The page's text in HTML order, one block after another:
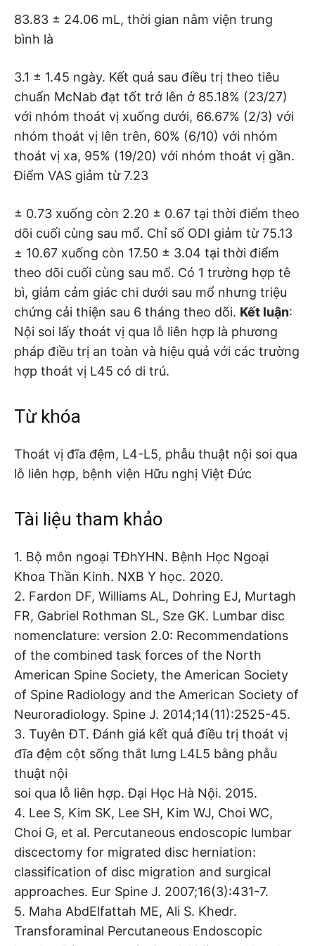
83.83 ± 24.06 mL, thời gian nằm viện trung
bình là
3.1 ± 1.45 ngày. Kết quả sau điều trị theo tiêu
chuẩn McNab đạt tốt trở lên ở 85.18% (23/27)
với nhóm thoát vị xuống dưới, 66.67% (2/3) với
nhóm thoát vị lên trên, 60% (6/10) với nhóm
thoát vị xa, 95% (19/20) với nhóm thoát vị gần.
Điểm VAS giảm từ 7.23
± 0.73 xuống còn 2.20 ± 0.67 tại thời điểm theo
dõi cuối cùng sau mổ. Chỉ số ODI giảm từ 75.13
± 10.67 xuống còn 17.50 ± 3.04 tại thời điểm
theo dõi cuối cùng sau mổ. Có 1 trường hợp tê
bì, giảm cảm giác chi dưới sau mổ nhưng triệu
chứng cải thiện sau 6 tháng theo dõi. Kết luận:
Nội soi lấy thoát vị qua lỗ liên hợp là phương
pháp điều trị an toàn và hiệu quả với các trường
hợp thoát vị L45 có di trú.
Từ khóa
Thoát vị đĩa đệm, L4-L5, phẫu thuật nội soi qua
lỗ liên hợp, bệnh viện Hữu nghị Việt Đức
Tài liệu tham khảo
1. Bộ môn ngoại TĐhYHN. Bệnh Học Ngoại
Khoa Thần Kinh. NXB Y học. 2020.
2. Fardon DF, Williams AL, Dohring EJ, Murtagh
FR, Gabriel Rothman SL, Sze GK. Lumbar disc
nomenclature: version 2.0: Recommendations
of the combined task forces of the North
American Spine Society, the American Society
of Spine Radiology and the American Society of
Neuroradiology. Spine J. 2014;14(11):2525-45.
3. Tuyên ĐT. Đánh giá kết quả điều trị thoát vị
đĩa đệm cột sống thắt lưng L4L5 bằng phẫu
thuật nội
soi qua lỗ liên hợp. Đại Học Hà Nội. 2015.
4. Lee S, Kim SK, Lee SH, Kim WJ, Choi WC,
Choi G, et al. Percutaneous endoscopic lumbar
discectomy for migrated disc herniation:
classification of disc migration and surgical
approaches. Eur Spine J. 2007;16(3):431-7.
5. Maha AbdElfattah ME, Ali S. Khedr.
Transforaminal Percutaneous Endoscopic